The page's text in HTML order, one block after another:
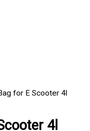
for E Scooter 4l
4l